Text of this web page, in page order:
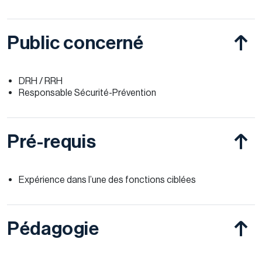
Public concerné
DRH / RRH
Responsable Sécurité-Prévention
Pré-requis
Expérience dans l’une des fonctions ciblées
Pédagogie